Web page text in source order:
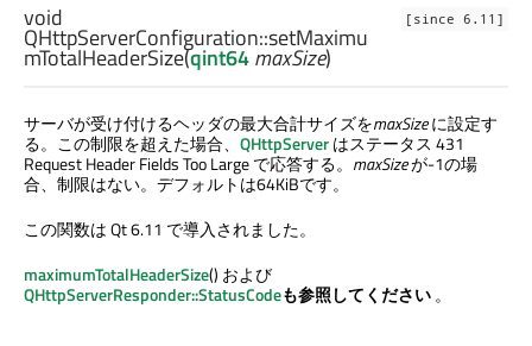
[since 6.11]
void
QHttpServerConfiguration::setMaximu
mTotalHeaderSize(qint64maxSize)
サーバが受け付けるヘッダの最大合計サイズをmaxSizeに設定す
る。この制限を超えた場合、 QHttpServerはステータス 431
Request Header Fields Too Large で応答する。 maxSizeが-1の場
合、制限はない。デフォルトは64KiBです。
この関数は Qt 6.11 で導入されました。
maximumTotalHeaderSize() および
QHttpServerResponder::StatusCodeも参照してください。